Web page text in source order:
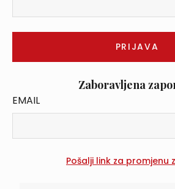
Zaboravljena
EMAIL